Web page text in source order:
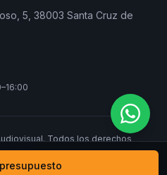
5, 38003 Santa Cruz de
Todos los derechos